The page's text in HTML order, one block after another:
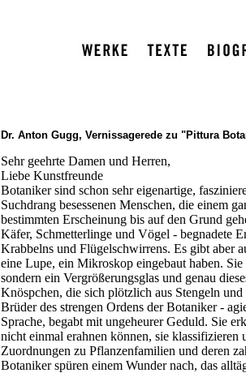
Dr. Anton Gugg, Vernissagerede zu "Pittura
Sehr geehrte Damen und Herren,
Liebe Kunstfreunde
Botaniker sind schon sehr eigenartige,
Suchdrang besessenen Menschen, die einem
bestimmten Erscheinung bis auf den Grund
Käfer, Schmetterlinge und Vögel - begnadete
Krabbelns und Flügelschwirrens. Es gibt aber
eine Lupe, ein Mikroskop eingebaut haben.
sondern ein Vergrößerungsglas und genau
Knöspchen, die sich plötzlich aus Stengeln
Brüder des strengen Ordens der Botaniker -
Sprache, begabt mit ungeheurer Geduld. Sie
nicht einmal erahnen können, sie klassifizieren
Zuordnungen zu Pflanzenfamilien und deren
Botaniker spüren einem Wunder nach, das